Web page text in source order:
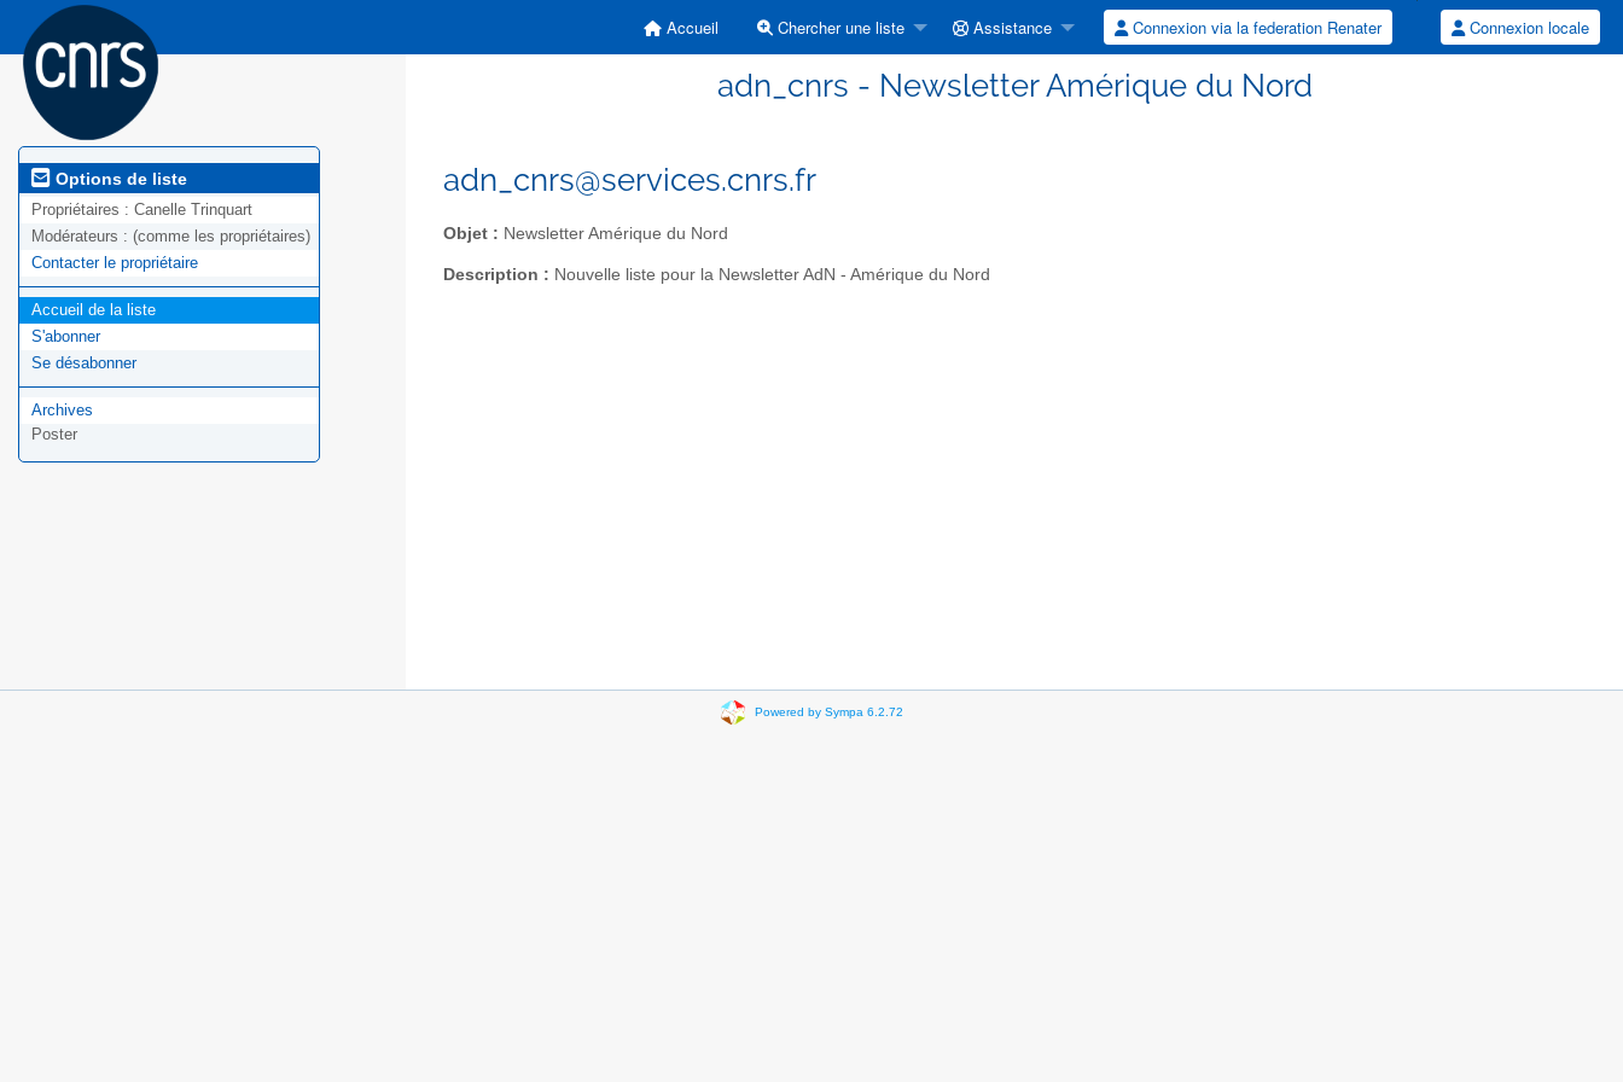
Accueil Chercher une liste Assistance Connexion via la federation Renater Connexion locale
adn_cnrs - Newsletter Amérique du Nord
Options de liste
Propriétaires : Canelle Trinquart
Modérateurs : (comme les propriétaires)
Contacter le propriétaire
Accueil de la liste
S'abonner
Se désabonner
Archives
Poster
adn_cnrs@services.cnrs.fr
Objet : Newsletter Amérique du Nord
Description : Nouvelle liste pour la Newsletter AdN - Amérique du Nord
Powered by Sympa 6.2.72